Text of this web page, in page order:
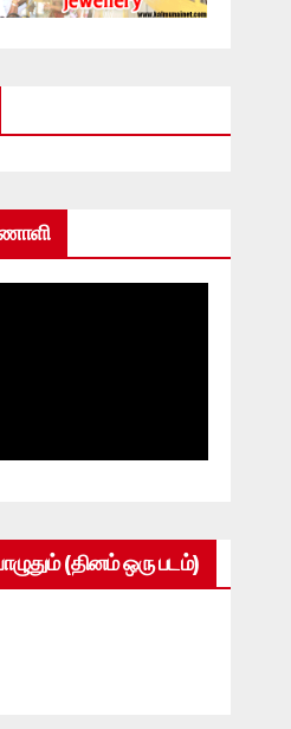
(தினம் ஒரு படம்)